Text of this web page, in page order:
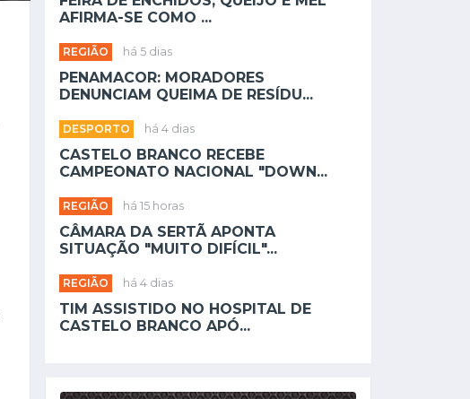
AFIRMA-SE COMO ...
REGIÃO há 5 dias
PENAMACOR: MORADORES
DENUNCIAM QUEIMA DE RESÍDU...
DESPORTO há 4 dias
CASTELO BRANCO RECEBE
CAMPEONATO NACIONAL "DOWN...
REGIÃO há 15 horas
CÂMARA DA SERTÃ APONTA
SITUAÇÃO "MUITO DIFÍCIL"...
REGIÃO há 4 dias
TIM ASSISTIDO NO HOSPITAL DE
CASTELO BRANCO APÓ...